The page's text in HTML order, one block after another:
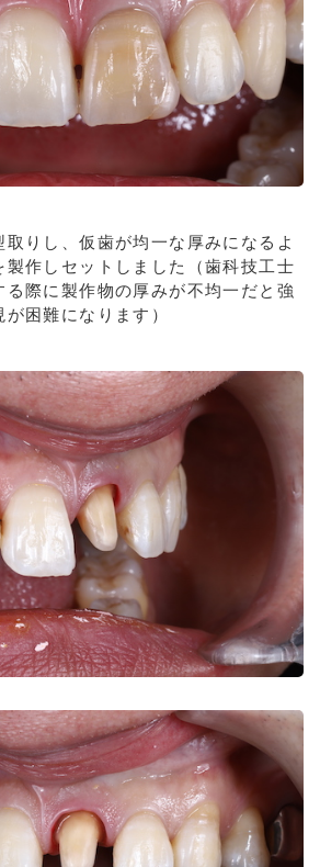
りし、仮歯が均一な厚みになるよ
製作しセットしました（歯科技工士
る際に製作物の厚みが不均一だと強
困難になります）